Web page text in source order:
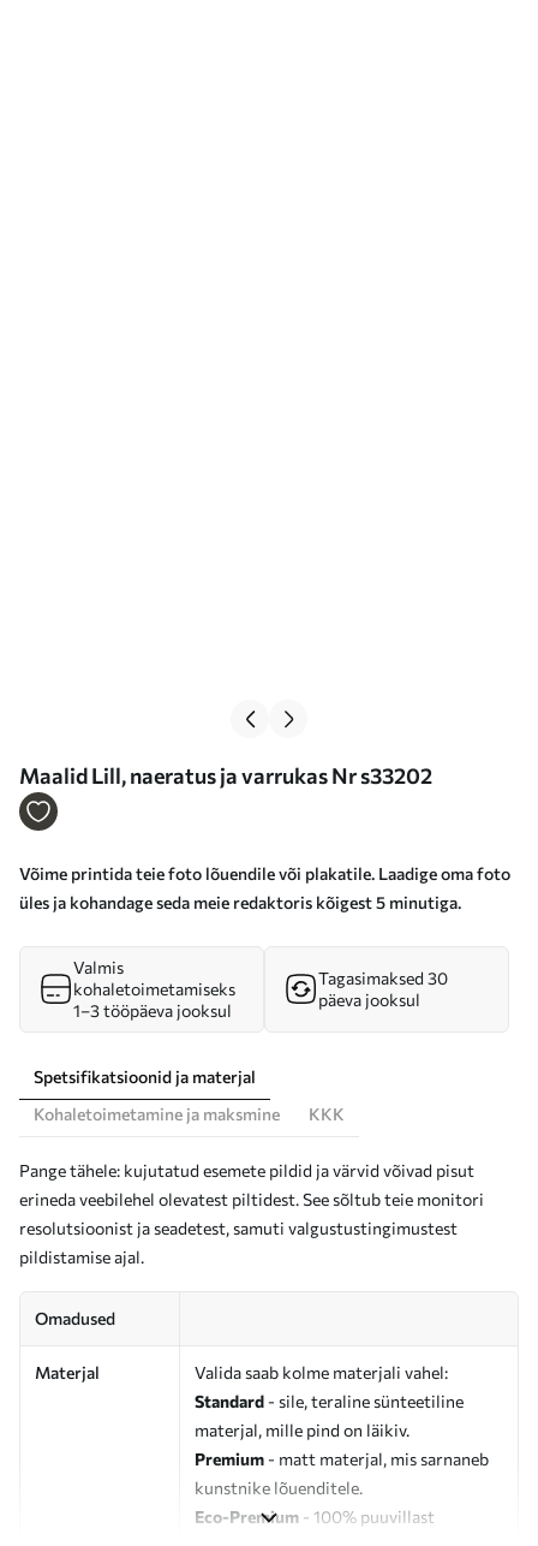
Maalid Lill, naeratus ja varrukas Nr s33202
Võime printida teie foto lõuendile või plakatile. Laadige oma foto
üles ja kohandage seda meie redaktoris kõigest 5 minutiga.
Valmis
kohaletoimetamiseks
1–3 tööpäeva jooksul
Tagasimaksed 30
päeva jooksul
Spetsifikatsioonid ja materjal
Kohaletoimetamine ja maksmine
KKK
Pange tähele: kujutatud esemete pildid ja värvid võivad pisut
erineda veebilehel olevatest piltidest. See sõltub teie monitori
resolutsioonist ja seadetest, samuti valgustustingimustest
pildistamise ajal.
Omadused
Materjal
Valida saab kolme materjali vahel:
Standard - sile, teraline sünteetiline
materjal, mille pind on läikiv.
Premium - matt materjal, mis sarnaneb
kunstnike lõuenditele.
Eco-Premium - 100% puuvillast